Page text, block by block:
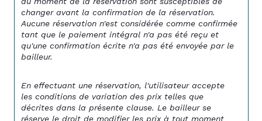
changer avant la confirmation de la réservation.
Aucune réservation n'est considérée comme confirmée
tant que le paiement intégral n'a pas été reçu et
qu'une confirmation écrite n'a pas été envoyée par le
bailleur.
En effectuant une réservation, l'utilisateur accepte
les conditions de variation des prix telles que
décrites dans la présente clause. Le bailleur se
réserve le droit de modifier les prix à tout moment